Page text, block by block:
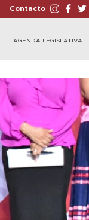
Contacto
AGENDA LEGISLATIVA